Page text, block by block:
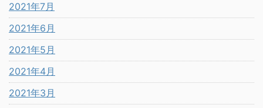
2021年7月
2021年6月
2021年5月
2021年4月
2021年3月